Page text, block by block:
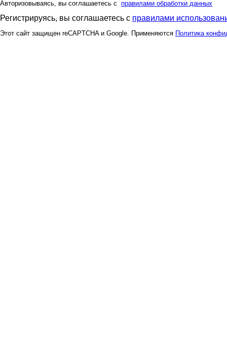
Авторизовываясь, вы соглашаетесь с правилами обработки данных
Регистрируясь, вы соглашаетесь с правилами
Этот сайт защищен reCAPTCHA и Google. Применяются Политика